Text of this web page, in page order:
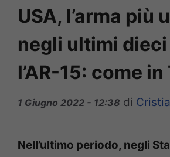
USA, l’arma più
negli ultimi dieci
l’AR-15: come
1 Giugno 2022 - 12:38 di
Nell’ultimo periodo, negli